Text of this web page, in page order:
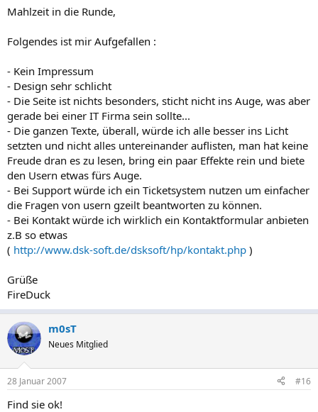
Mahlzeit in die Runde,
Folgendes ist mir Aufgefallen :
- Kein Impressum
- Design sehr schlicht
- Die Seite ist nichts besonders, sticht nicht ins Auge, was aber
gerade bei einer IT Firma sein sollte...
- Die ganzen Texte, überall, würde ich alle besser ins Licht
setzten und nicht alles untereinander auflisten, man hat keine
Freude dran es zu lesen, bring ein paar Effekte rein und biete
den Usern etwas fürs Auge.
- Bei Support würde ich ein Ticketsystem nutzen um einfacher
die Fragen von usern gzeilt beantworten zu können.
- Bei Kontakt würde ich wirklich ein Kontaktformular anbieten
z.B so etwas
( http://www.dsk-soft.de/dsksoft/hp/kontakt.php )
Grüße
FireDuck
m0sT
Neues Mitglied
28 Januar 2007 #16
Find sie ok!